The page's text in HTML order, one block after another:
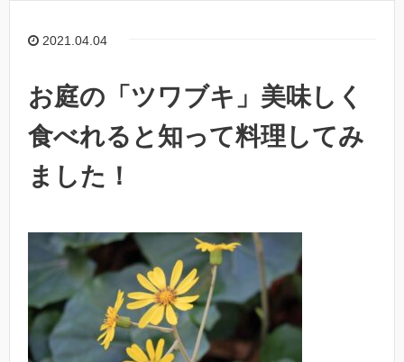
2021.04.04
お庭の「ツワブキ」美味しく
食べれると知って料理してみ
ました！